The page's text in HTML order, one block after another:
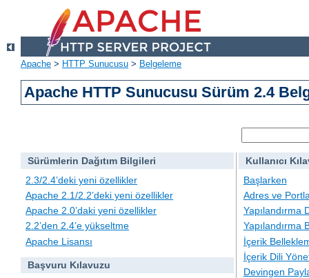
Apache > HTTP Sunucusu > Belgeleme
Apache HTTP Sunucusu Sürüm 2.4
Sürümlerin Dağıtım Bilgileri
2.3/2.4’deki yeni özellikler
Apache 2.1/2.2’deki yeni özellikler
Apache 2.0’daki yeni özellikler
2.2’den 2.4’e yükseltme
Apache Lisansı
Başvuru Kılavuzu
Kullanıcı
Başlarken
Adres ve
Yapılandırma
Yapılandırma
İçerik
İçerik Dili
Devingen